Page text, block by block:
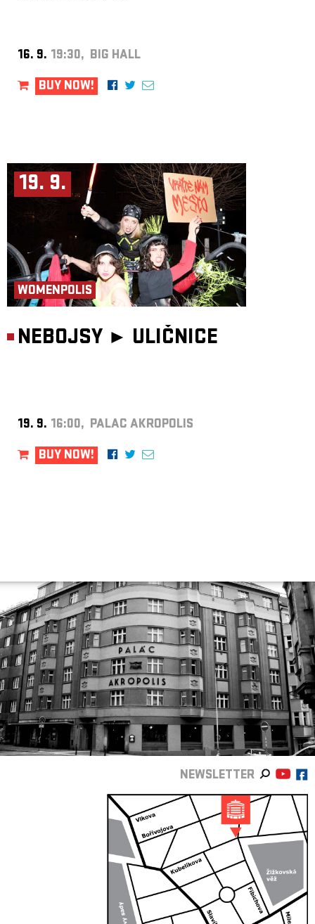
16. 9. 19:30, BIG HALL
BUY NOW!
19. 9.
WOMENPOLIS
NEBOJSY ► ULIČNICE
19. 9. 16:00, PALAC AKROPOLIS
BUY NOW!
NEWSLETTER